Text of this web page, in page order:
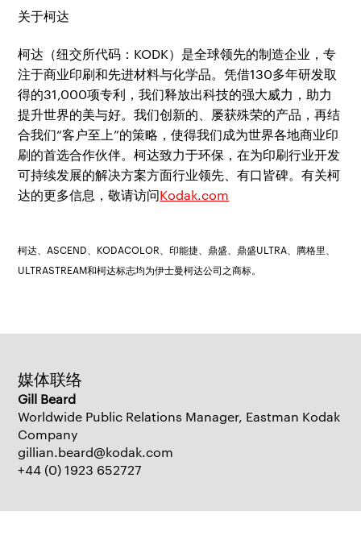
关于柯达
柯达（纽交所代码：KODK）是全球领先的制造企业，专
注于商业印刷和先进材料与化学品。凭借130多年研发取
得的31,000项专利，我们释放出科技的强大威力，助力
提升世界的美与好。我们创新的、屡获殊荣的产品，再结
合我们“客户至上”的策略，使得我们成为世界各地商业印
刷的首选合作伙伴。柯达致力于环保，在为印刷行业开发
可持续发展的解决方案方面行业领先、有口皆碑。有关柯
达的更多信息，敬请访问Kodak.com
柯达、ASCEND、KODACOLOR、印能捷、鼎盛、鼎盛ULTRA、腾格里、
ULTRASTREAM和柯达标志均为伊士曼柯达公司之商标。
媒体联络
Gill Beard
Worldwide Public Relations Manager, Eastman Kodak
Company
gillian.beard@kodak.com
+44 (0) 1923 652727